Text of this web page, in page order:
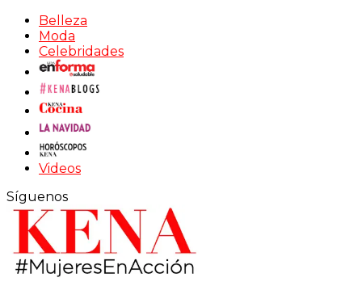
Belleza
Moda
Celebridades
Videos
Síguenos